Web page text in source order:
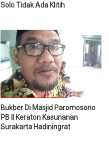
Solo Tidak Ada Klitih
Bukber Di Masjid Paromosono
PB II Keraton Kasunanan
Surakarta Hadiningrat